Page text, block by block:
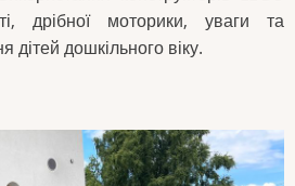
дрібної моторики, уваги та
дітей дошкільного віку.